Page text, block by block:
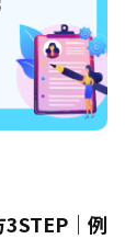
3STEP｜例